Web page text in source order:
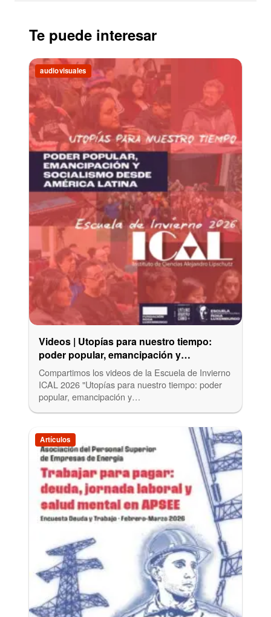
Te puede interesar
audiovisuales
Videos | Utopías para nuestro tiempo:
poder popular, emancipación y
socialismo desde América Latina
Compartimos los videos de la Escuela de Invierno
ICAL 2026 "Utopías para nuestro tiempo: poder
popular, emancipación y…
Artículos